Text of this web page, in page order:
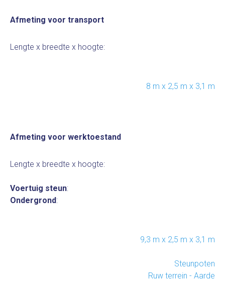
Afmeting voor transport
Lengte x breedte x hoogte:
8 m x 2,5 m x 3,1 m
Afmeting voor werktoestand
Lengte x breedte x hoogte:
Voertuig steun:
Ondergrond:
9,3 m x 2,5 m x 3,1 m
Steunpoten
Ruw terrein - Aarde